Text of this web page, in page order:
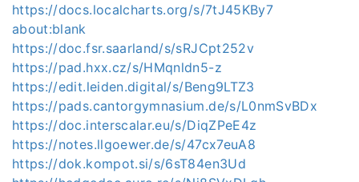
https://docs.localcharts.org/s/7tJ45KBy7
about:blank
https://doc.fsr.saarland/s/sRJCpt252v
https://pad.hxx.cz/s/HMqnldn5-z
https://edit.leiden.digital/s/Beng9LTZ3
https://pads.cantorgymnasium.de/s/L0nmSvBDx
https://doc.interscalar.eu/s/DiqZPeE4z
https://notes.llgoewer.de/s/47cx7euA8
https://dok.kompot.si/s/6sT84en3Ud